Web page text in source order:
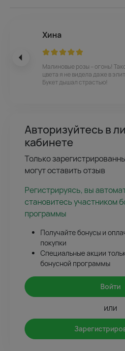
Хина
Малиновые розы – огонь!
цвета я не видела даже в
Букет дышал страстью!
Авторизуйтесь в
кабинете
Только
могут оставить отзыв
Регистрируясь, вы
становитесь участником
программы
Получайте бонусы и
покупки
Специальные акции
бонусной программы
Войти
или